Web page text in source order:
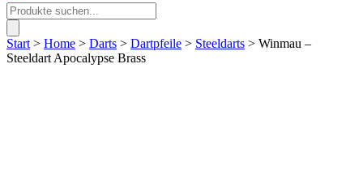
Products
search
Start > Home > Darts > Dartpfeile > Steeldarts > Winmau –
Steeldart Apocalypse Brass